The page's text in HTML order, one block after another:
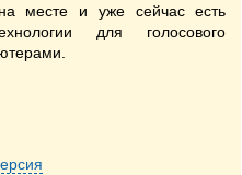
месте и уже сейчас есть
для голосового